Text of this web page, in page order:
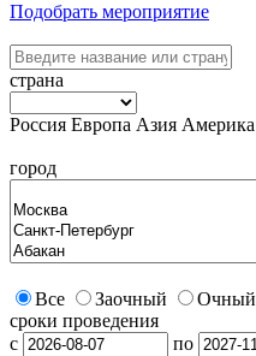
Подобрать мероприятие
страна
Россия Европа Азия Америка
город
Все Заочный
Очный
сроки проведения
с
по